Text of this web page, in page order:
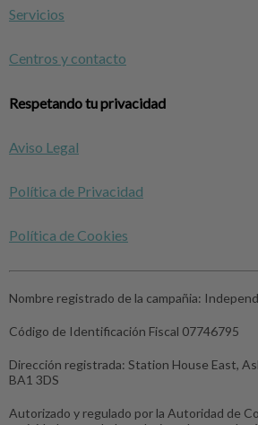
Servicios
Centros y contacto
Respetando tu privacidad
Aviso Legal
Política de Privacidad
Política de Cookies
Nombre registrado de la campañia:
Código de Identificación Fiscal 07746795
Dirección registrada: Station House East,
BA1 3DS
Autorizado y regulado por la Autoridad de